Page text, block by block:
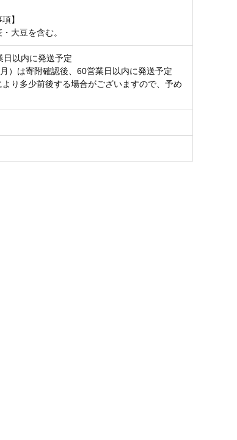
】
大豆を含む。
日以内に発送予定
）は寄附確認後、60営業日以内に発送予定
り多少前後する場合がございますので、予め